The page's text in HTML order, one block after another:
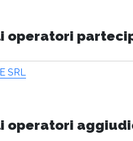
operatori
SRL
operatori